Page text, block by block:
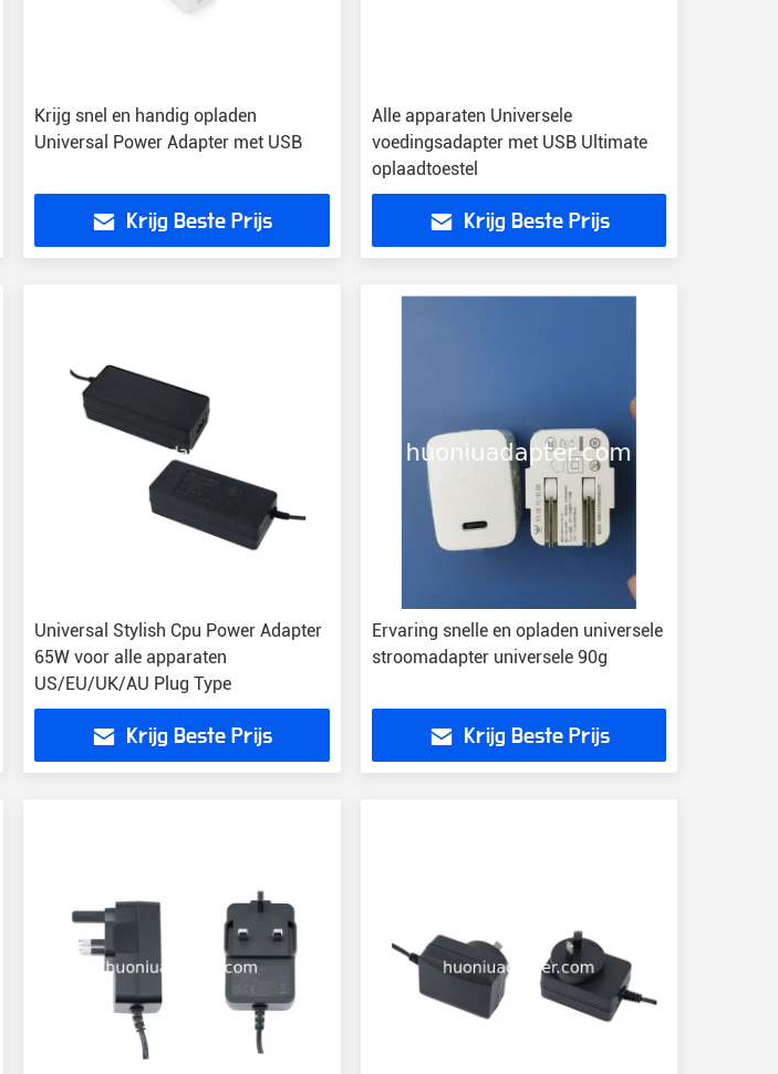
Krijg snel en handig opladen
Universal Power Adapter met USB
Krijg Beste Prijs
Alle apparaten Universele
voedingsadapter met USB Ultimate
oplaadtoestel
Krijg Beste Prijs
Universal Stylish Cpu Power Adapter
65W voor alle apparaten
US/EU/UK/AU Plug Type
Krijg Beste Prijs
Ervaring snelle en opladen universele
stroomadapter universele 90g
Krijg Beste Prijs